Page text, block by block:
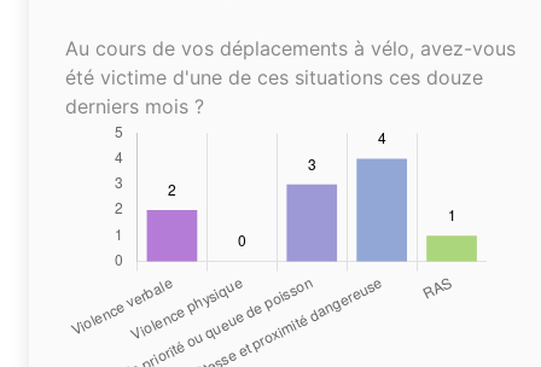
Au cours de vos déplacements à vélo, avez-vous
été victime d'une de ces situations ces douze
derniers mois ?